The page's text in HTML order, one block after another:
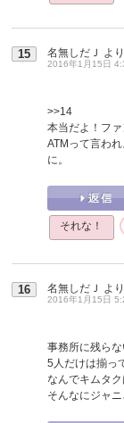
15 名無しだＪ より
2016年1月15日
>>14
本当だよ！フ
ATMって言わ
に。
それな！
16 名無しだＪ より
2016年1月15日
事務所に残らな
5人だけは揃っ
なんでキムタ
そんなにジャ